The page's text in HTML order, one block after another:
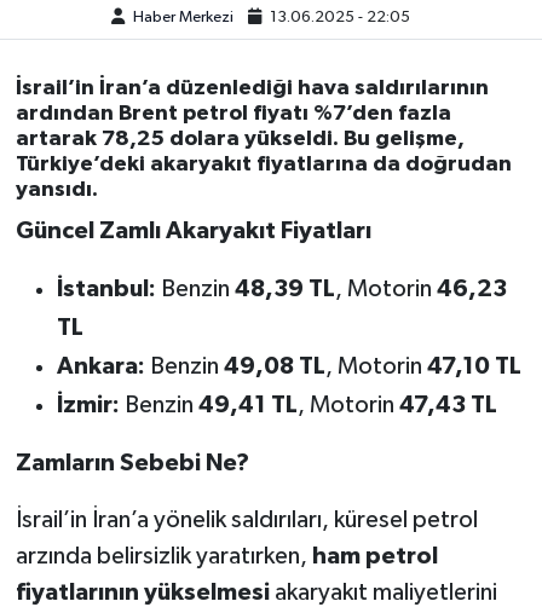
Haber Merkezi 13.06.2025 - 22:05
İsrail’in İran’a düzenlediği hava saldırılarının
ardından Brent petrol fiyatı %7’den fazla
artarak 78,25 dolara yükseldi. Bu gelişme,
Türkiye’deki akaryakıt fiyatlarına da doğrudan
yansıdı.
Güncel Zamlı Akaryakıt Fiyatları
İstanbul: Benzin 48,39 TL, Motorin 46,23
TL
Ankara: Benzin 49,08 TL, Motorin 47,10 TL
İzmir: Benzin 49,41 TL, Motorin 47,43 TL
Zamların Sebebi Ne?
İsrail’in İran’a yönelik saldırıları, küresel petrol
arzında belirsizlik yaratırken, ham petrol
fiyatlarının yükselmesiakaryakıt maliyetlerini